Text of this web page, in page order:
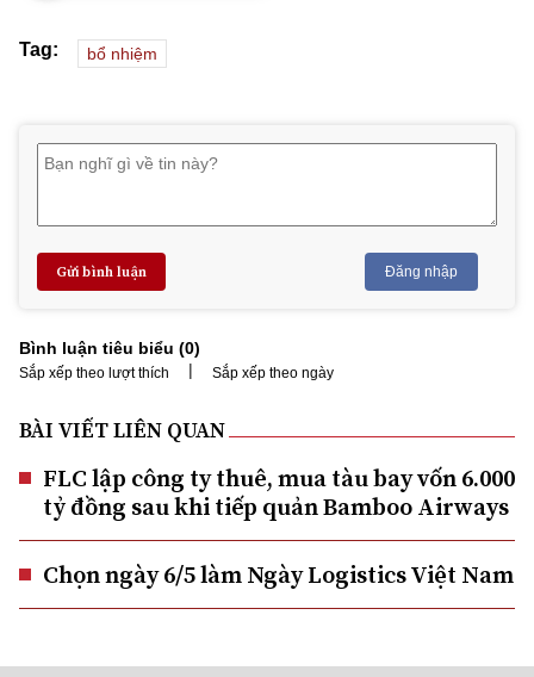
Tag: bổ nhiệm
Gửi bình luận Đăng nhập
Bình luận tiêu biểu (0)
Sắp xếp theo lượt thích | Sắp xếp theo ngày
BÀI VIẾT LIÊN QUAN
FLC lập công ty thuê, mua tàu bay vốn 6.000
tỷ đồng sau khi tiếp quản Bamboo Airways
Chọn ngày 6/5 làm Ngày Logistics Việt Nam